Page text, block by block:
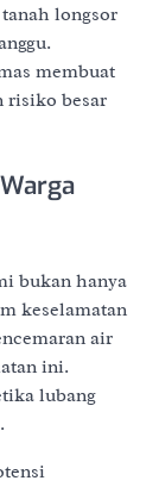
longsor
membuat
risiko besar
bukan hanya
keselamatan
air
ini.
lubang